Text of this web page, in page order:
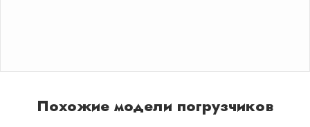
Похожие модели погрузчиков